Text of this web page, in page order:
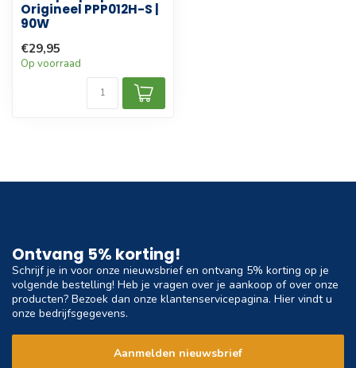
Origineel PPP012H-S |
90W
€29,95
Op voorraad
Ontvang 5% korting!
Schrijf je in voor onze nieuwsbrief en ontvang 5% korting op je
volgende bestelling! Heb je vragen over je aankoop of over onze
producten? Bezoek dan onze klantenservicepagina. Hier vindt u
onze bedrijfsgegevens.
Aanmelden nieuwsbrief